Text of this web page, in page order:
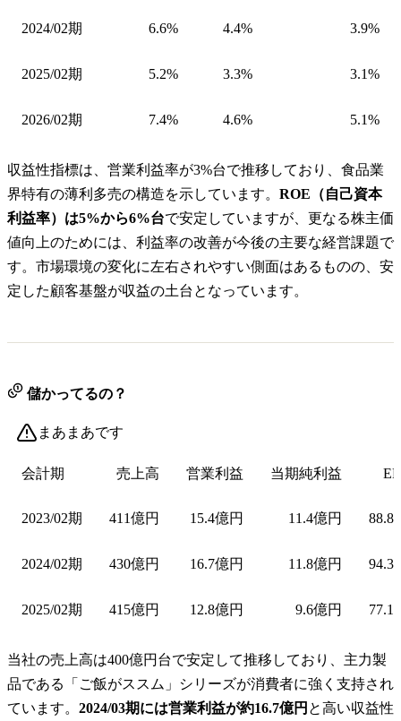
2024/02期 6.6% 4.4% 3.9%
2025/02期 5.2% 3.3% 3.1%
2026/02期 7.4% 4.6% 5.1%
収益性指標は、営業利益率が3%台で推移しており、食品業
界特有の薄利多売の構造を示しています。 ROE（自己資本
利益率）は5%から6%台で安定していますが、更なる株主価
値向上のためには、利益率の改善が今後の主要な経営課題で
す。市場環境の変化に左右されやすい側面はあるものの、安
定した顧客基盤が収益の土台となっています。
儲かってるの？
まあまあです
会計期 売上高 営業利益 当期純利益
2023/02期 411億円 15.4億円 11.4億円 88.8
2024/02期 430億円 16.7億円 11.8億円 94.3
2025/02期 415億円 12.8億円 9.6億円 77.1
当社の売上高は400億円台で安定して推移しており、主力製
品である「ご飯がススム」シリーズが消費者に強く支持され
ています。 2024/03期には営業利益が約16.7億円 と高い収益性